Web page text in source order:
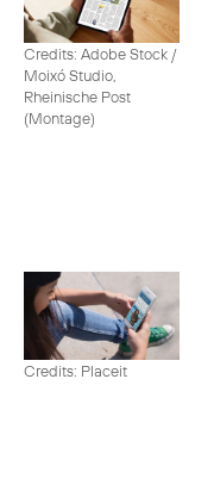
Credits: Adobe Stock /
Moixó Studio,
Rheinische Post
(Montage)
Credits: Placeit